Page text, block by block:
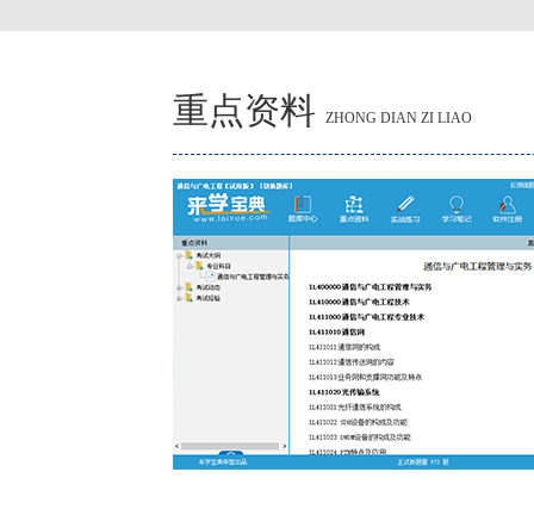
重点资料 ZHONG DIAN ZI LIAO